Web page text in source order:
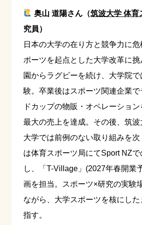
奥山 道陽さん（筑波大学 体育
究員）
日本の大学の在り方と競争力に
ポーツを起点とした大学改革に
園からラグビーを続け、大学院
験。卒業後はスポーツ関連企業
ドカップの物販・オペレーショ
最大の売上を達成。その後、筑波
大学では前例のない取り組みを
は体育スポーツ局にてSport NZ
し、「T-Village」(2027年春開業
画を担当。スポーツ×研究の実験
ながら、大学スポーツを核にした
指す。